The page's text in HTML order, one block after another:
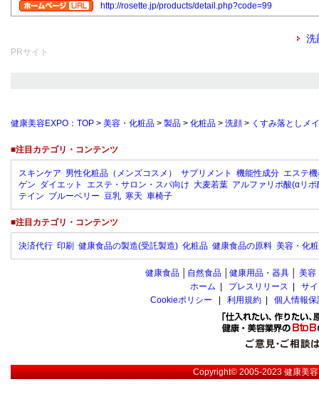
http://rosette.jp/products/detail.php?code=99
洗
PRサイト
健康美容EXPO：TOP > 美容・化粧品 > 製品 > 化粧品 > 洗顔 > くすみ落としメ
■注目カテゴリ・コンテンツ
スキンケア 男性化粧品（メンズコスメ） サプリメント 機能性成分 エステ
ゲン ダイエット エステ・サロン・スパ向け 大麦若葉 アルファリポ酸(αリポ
テイン ブルーベリー 豆乳 寒天 車椅子
■注目カテゴリ・コンテンツ
決済代行 印刷 健康食品の製造(受託製造) 化粧品 健康食品の原料 美容・化
健康食品 自然食品 健康用品・器具 美容
ホーム
プレスリリース
サ
Cookieポリシー
利用規約 個人情報
Copyright© 2005-2023健康美